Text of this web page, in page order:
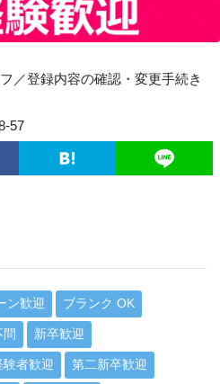
／登録内容の確認・変更手続き
57
ン歓迎 ブランク OK
新卒歓迎
者歓迎 第二新卒歓迎